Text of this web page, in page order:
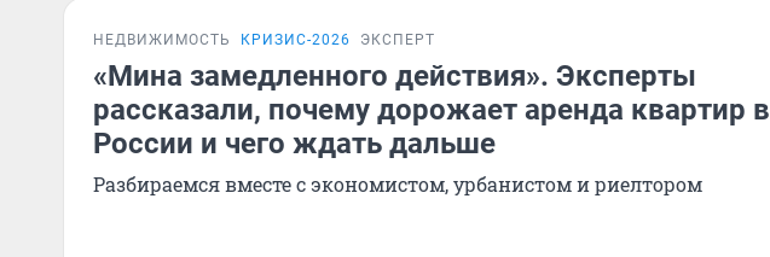
НЕДВИЖИМОСТЬ КРИЗИС-2026 ЭКСПЕРТ
«Мина замедленного действия». Эксперты
рассказали, почему дорожает аренда квартир в
России и чего ждать дальше
Разбираемся вместе с экономистом, урбанистом и риелтором